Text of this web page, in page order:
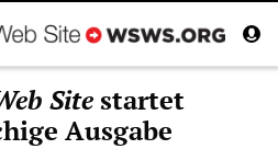
Sitestartet
Ausgabe